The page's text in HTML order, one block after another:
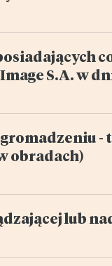
S.A. w
-
obradach)
lub